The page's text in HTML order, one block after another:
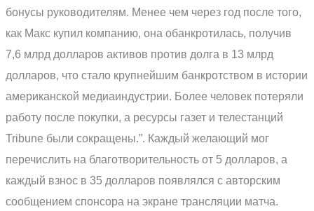
бонусы руководителям. Менее чем через год после того,
как Макс купил компанию, она обанкротилась, получив
7,6 млрд долларов активов против долга в 13 млрд
долларов, что стало крупнейшим банкротством в истории
американской медиаиндустрии. Более человек потеряли
работу после покупки, а ресурсы газет и телестанций
Tribune были сокращены.”. Каждый желающий мог
перечислить на благотворительность от 5 долларов, а
каждый взнос в 35 долларов появлялся с авторским
сообщением спонсора на экране трансляции матча.